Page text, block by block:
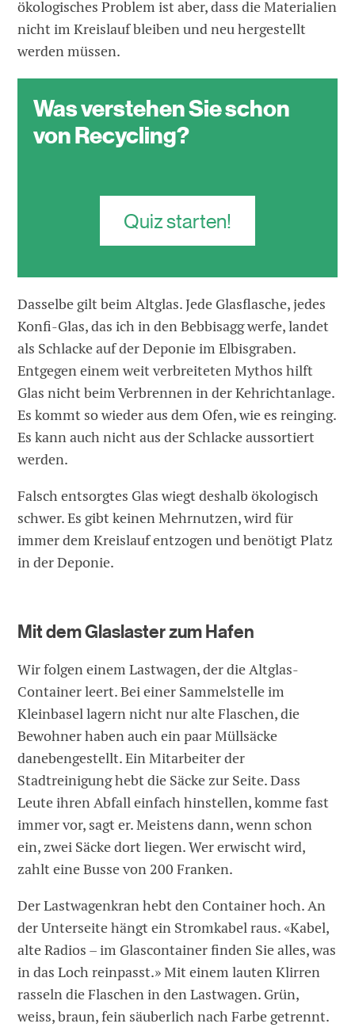
ökologisches Problem ist aber, dass die Materialien
nicht im Kreislauf bleiben und neu hergestellt
werden müssen.
Quiz:
Was verstehen Sie schon
von Recycling?
Quiz starten!
Dasselbe gilt beim Altglas. Jede Glasflasche, jedes
Konfi-Glas, das ich in den Bebbisagg werfe, landet
als Schlacke auf der Deponie im Elbisgraben.
Entgegen einem weit verbreiteten Mythos hilft
Glas nicht beim Verbrennen in der Kehrichtanlage.
Es kommt so wieder aus dem Ofen, wie es reinging.
Es kann auch nicht aus der Schlacke aussortiert
werden.
Falsch entsorgtes Glas wiegt deshalb ökologisch
schwer. Es gibt keinen Mehrnutzen, wird für
immer dem Kreislauf entzogen und benötigt Platz
in der Deponie.
Mit dem Glaslaster zum Hafen
Wir folgen einem Lastwagen, der die Altglas-
Container leert. Bei einer Sammelstelle im
Kleinbasel lagern nicht nur alte Flaschen, die
Bewohner haben auch ein paar Müllsäcke
danebengestellt. Ein Mitarbeiter der
Stadtreinigung hebt die Säcke zur Seite. Dass
Leute ihren Abfall einfach hinstellen, komme fast
immer vor, sagt er. Meistens dann, wenn schon
ein, zwei Säcke dort liegen. Wer erwischt wird,
zahlt eine Busse von 200 Franken.
Der Lastwagenkran hebt den Container hoch. An
der Unterseite hängt ein Stromkabel raus. «Kabel,
alte Radios – im Glascontainer finden Sie alles, was
in das Loch reinpasst.» Mit einem lauten Klirren
rasseln die Flaschen in den Lastwagen. Grün,
weiss, braun, fein säuberlich nach Farbe getrennt.